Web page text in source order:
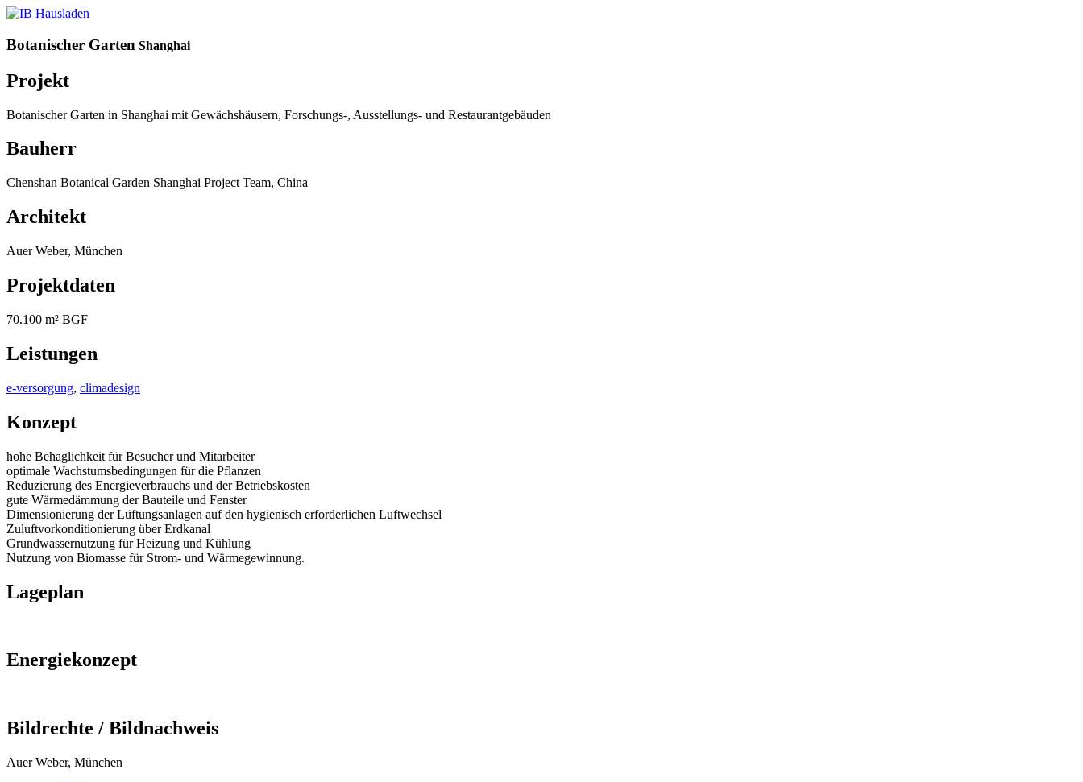
Botanischer Garten Shanghai
Projekt
Botanischer Garten in Shanghai mit Gewächshäusern, Forschungs-, Ausstellungs- und Restaurantgebäuden
Bauherr
Chenshan Botanical Garden Shanghai Project Team, China
Architekt
Auer Weber, München
Projektdaten
70.100 m² BGF
Leistungen
e-versorgung, climadesign
Konzept
hohe Behaglichkeit für Besucher und Mitarbeiter
optimale Wachstumsbedingungen für die Pflanzen
Reduzierung des Energieverbrauchs und der Betriebskosten
gute Wärmedämmung der Bauteile und Fenster
Dimensionierung der Lüftungsanlagen auf den hygienisch erforderlichen Luftwechsel
Zuluftvorkonditionierung über Erdkanal
Grundwassernutzung für Heizung und Kühlung
Nutzung von Biomasse für Strom- und Wärmegewinnung.
Lageplan
Energiekonzept
Bildrechte / Bildnachweis
Auer Weber, München